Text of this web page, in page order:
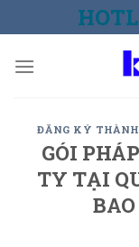
to
ĐĂNG KÝ
GÓI
TY TẠI